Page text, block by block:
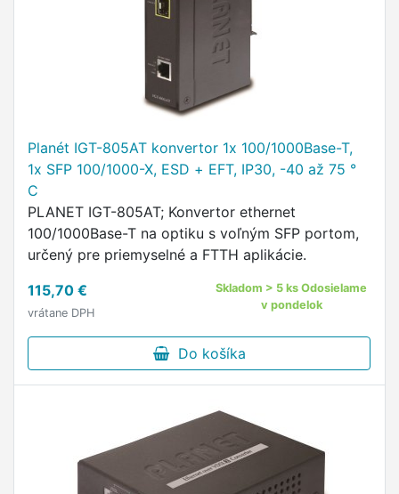
Planét IGT-805AT konvertor 1x 100/1000Base-T,
1x SFP 100/1000-X, ESD + EFT, IP30, -40 až 75 °
C
PLANET IGT-805AT; Konvertor ethernet
100/1000Base-T na optiku s voľným SFP portom,
určený pre priemyselné a FTTH aplikácie.
115,70 €
vrátane DPH
Skladom > 5 ks Odosielame
v pondelok
Do košíka